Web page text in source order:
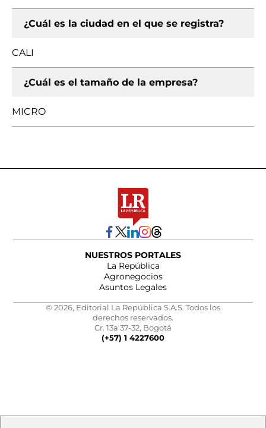
¿Cuál es la ciudad en el que se registra?
CALI
¿Cuál es el tamaño de la empresa?
MICRO
NUESTROS PORTALES
La República
Agronegocios
Asuntos Legales
© 2026, Editorial La República S.A.S. Todos los
derechos reservados.
Cr. 13a 37-32, Bogotá
(+57) 1 4227600